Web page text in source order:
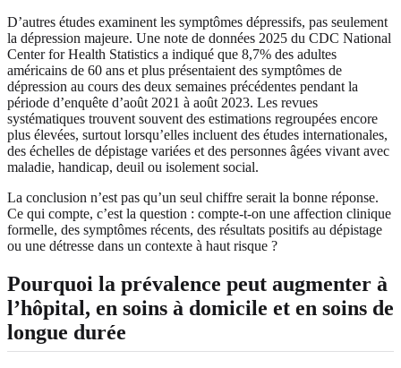
D’autres études examinent les symptômes dépressifs, pas seulement
la dépression majeure. Une note de données 2025 du CDC National
Center for Health Statistics a indiqué que 8,7% des adultes
américains de 60 ans et plus présentaient des symptômes de
dépression au cours des deux semaines précédentes pendant la
période d’enquête d’août 2021 à août 2023. Les revues
systématiques trouvent souvent des estimations regroupées encore
plus élevées, surtout lorsqu’elles incluent des études internationales,
des échelles de dépistage variées et des personnes âgées vivant avec
maladie, handicap, deuil ou isolement social.
La conclusion n’est pas qu’un seul chiffre serait la bonne réponse.
Ce qui compte, c’est la question : compte-t-on une affection clinique
formelle, des symptômes récents, des résultats positifs au dépistage
ou une détresse dans un contexte à haut risque ?
Pourquoi la prévalence peut augmenter à
l’hôpital, en soins à domicile et en soins de
longue durée